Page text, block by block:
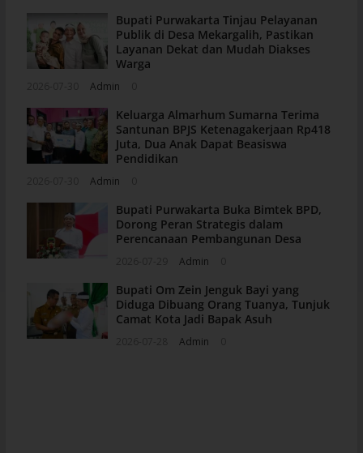
Bupati Purwakarta Tinjau Pelayanan
Publik di Desa Mekargalih, Pastikan
Layanan Dekat dan Mudah Diakses
Warga
Admin
Keluarga Almarhum Sumarna Terima
Santunan BPJS Ketenagakerjaan Rp418
Juta, Dua Anak Dapat Beasiswa
Pendidikan
Admin
Bupati Purwakarta Buka Bimtek BPD,
Dorong Peran Strategis dalam
Perencanaan Pembangunan Desa
Admin
Bupati Om Zein Jenguk Bayi yang
Diduga Dibuang Orang Tuanya, Tunjuk
Camat Kota Jadi Bapak Asuh
Admin